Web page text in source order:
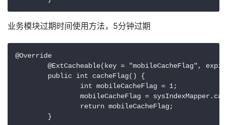
业务模块过期时间使用方法，5分钟过期
@Override
	}